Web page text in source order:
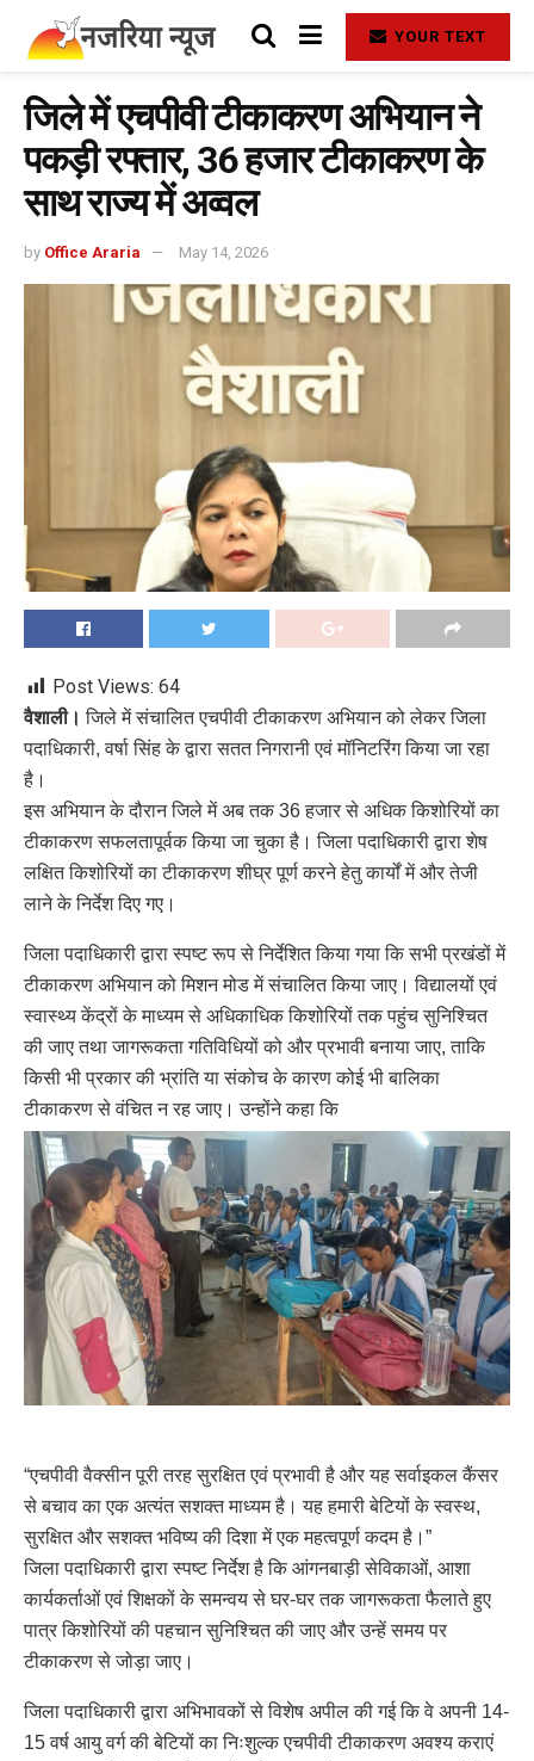
YOUR TEXT
जिले में एचपीवी टीकाकरण अभियान ने
पकड़ी रफ्तार, 36 हजार टीकाकरण के
साथ राज्य में अव्वल
by Office Araria May 14, 2026
Post Views: 64
वैशाली। जिले में संचालित एचपीवी टीकाकरण अभियान को लेकर जिला
पदाधिकारी, वर्षा सिंह के द्वारा सतत निगरानी एवं मॉनिटरिंग किया जा रहा
है।
इस अभियान के दौरान जिले में अब तक 36 हजार से अधिक किशोरियों का
टीकाकरण सफलतापूर्वक किया जा चुका है। जिला पदाधिकारी द्वारा शेष
लक्षित किशोरियों का टीकाकरण शीघ्र पूर्ण करने हेतु कार्यों में और तेजी
लाने के निर्देश दिए गए।
जिला पदाधिकारी द्वारा स्पष्ट रूप से निर्देशित किया गया कि सभी प्रखंडों में
टीकाकरण अभियान को मिशन मोड में संचालित किया जाए। विद्यालयों एवं
स्वास्थ्य केंद्रों के माध्यम से अधिकाधिक किशोरियों तक पहुंच सुनिश्चित
की जाए तथा जागरूकता गतिविधियों को और प्रभावी बनाया जाए, ताकि
किसी भी प्रकार की भ्रांति या संकोच के कारण कोई भी बालिका
टीकाकरण से वंचित न रह जाए। उन्होंने कहा कि
“एचपीवी वैक्सीन पूरी तरह सुरक्षित एवं प्रभावी है और यह सर्वाइकल कैंसर
से बचाव का एक अत्यंत सशक्त माध्यम है। यह हमारी बेटियों के स्वस्थ,
सुरक्षित और सशक्त भविष्य की दिशा में एक महत्वपूर्ण कदम है।”
जिला पदाधिकारी द्वारा स्पष्ट निर्देश है कि आंगनबाड़ी सेविकाओं, आशा
कार्यकर्ताओं एवं शिक्षकों के समन्वय से घर-घर तक जागरूकता फैलाते हुए
पात्र किशोरियों की पहचान सुनिश्चित की जाए और उन्हें समय पर
टीकाकरण से जोड़ा जाए।
जिला पदाधिकारी द्वारा अभिभावकों से विशेष अपील की गई कि वे अपनी 14-
15 वर्ष आयु वर्ग की बेटियों का निःशुल्क एचपीवी टीकाकरण अवश्य कराएं